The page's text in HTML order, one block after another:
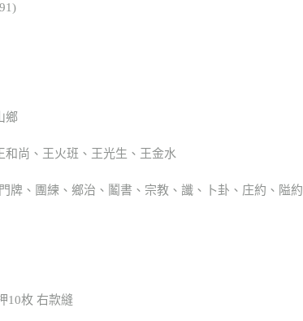
鄉
和尚、王火班、王光生、王金水
牌、團練、鄉治、鬮書、宗教、讖、卜卦、庄約、隘
10枚 右款縫